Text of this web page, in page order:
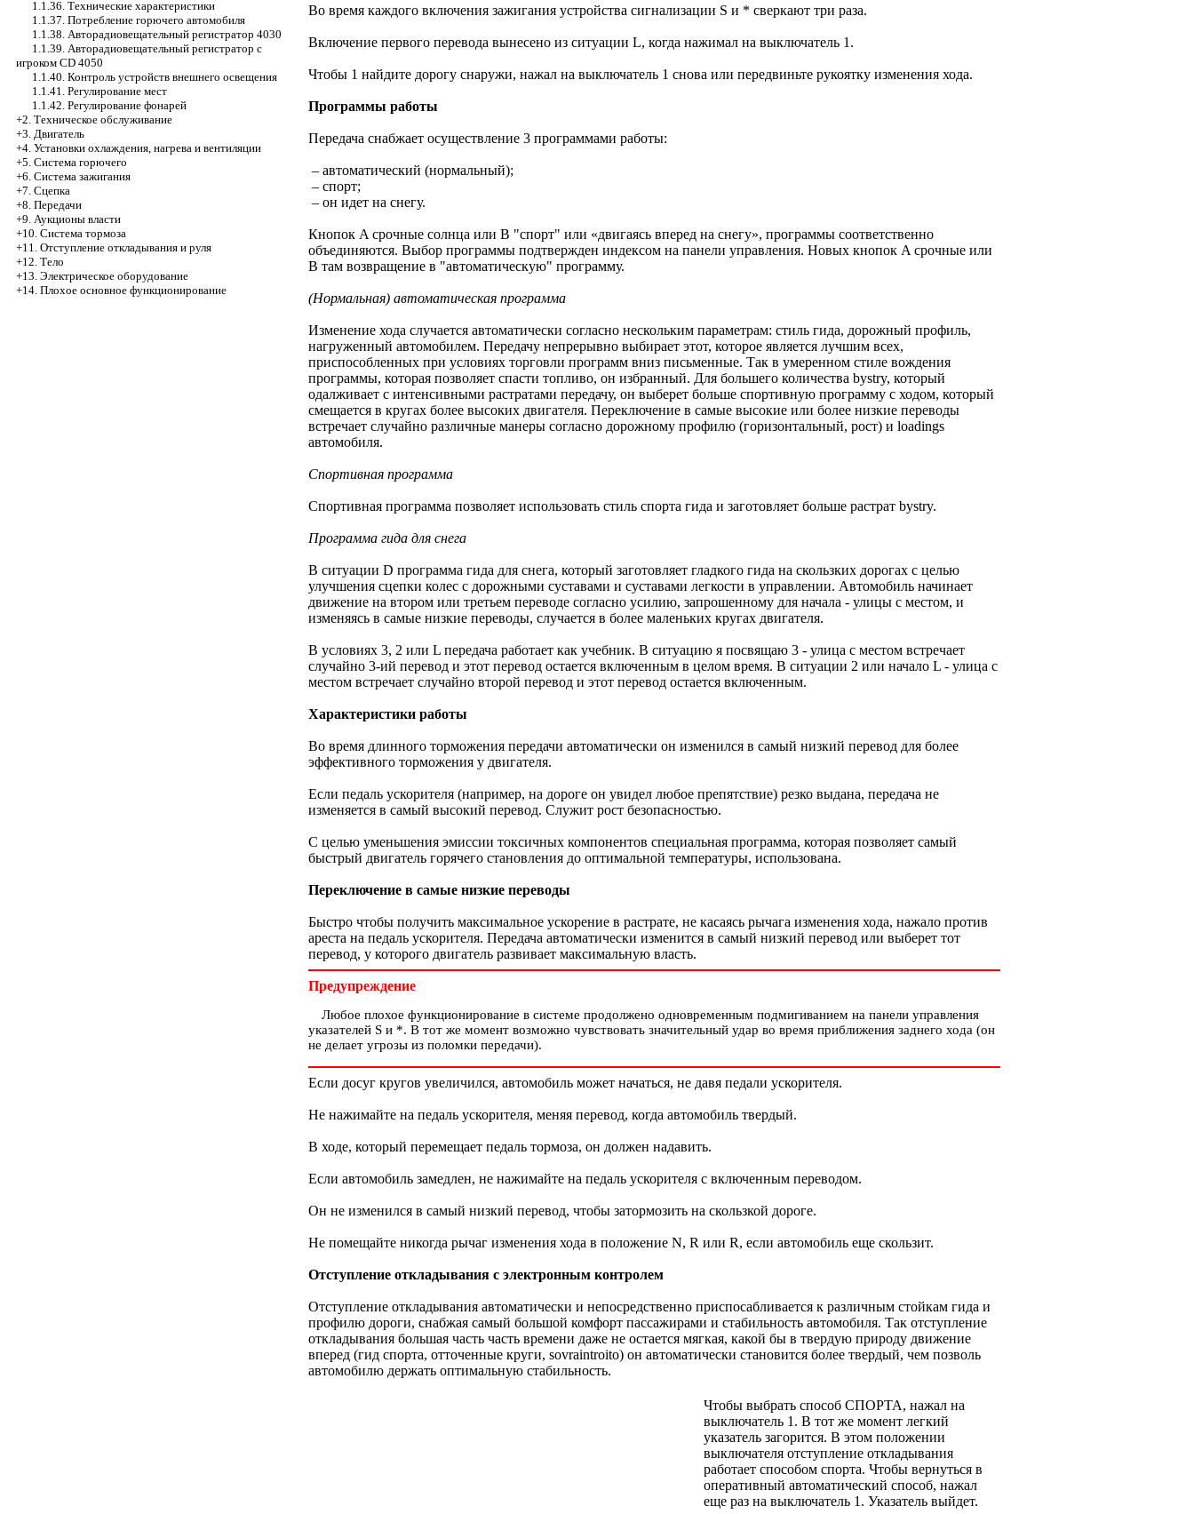
1.1.36. Технические характеристики
1.1.37. Потребление горючего автомобиля
1.1.38. Авторадиовещательный регистратор 4030
1.1.39. Авторадиовещательный регистратор с
игроком CD 4050
1.1.40. Контроль устройств внешнего освещения
1.1.41. Регулирование мест
1.1.42. Регулирование фонарей
+2. Техническое обслуживание
+3. Двигатель
+4. Установки охлаждения, нагрева и вентиляции
+5. Система горючего
+6. Система зажигания
+7. Сцепка
+8. Передачи
+9. Аукционы власти
+10. Система тормоза
+11. Отступление откладывания и руля
+12. Тело
+13. Электрическое оборудование
+14. Плохое основное функционирование
Во время каждого включения зажигания устройства сигнализации S и * сверкают три раза.
Включение первого перевода вынесено из ситуации L, когда нажимал на выключатель 1.
Чтобы 1 найдите дорогу снаружи, нажал на выключатель 1 снова или передвиньте рукоятку изменения хода.
Программы работы
Передача снабжает осуществление 3 программами работы:
– автоматический (нормальный);
– спорт;
– он идет на снегу.
Кнопок A срочные солнца или B "спорт" или «двигаясь вперед на снегу», программы соответственно
объединяются. Выбор программы подтвержден индексом на панели управления. Новых кнопок A срочные или
B там возвращение в "автоматическую" программу.
(Нормальная) автоматическая программа
Изменение хода случается автоматически согласно нескольким параметрам: стиль гида, дорожный профиль,
нагруженный автомобилем. Передачу непрерывно выбирает этот, которое является лучшим всех,
приспособленных при условиях торговли программ вниз письменные. Так в умеренном стиле вождения
программы, которая позволяет спасти топливо, он избранный. Для большего количества bystry, который
одалживает с интенсивными растратами передачу, он выберет больше спортивную программу с ходом, который
смещается в кругах более высоких двигателя. Переключение в самые высокие или более низкие переводы
встречает случайно различные манеры согласно дорожному профилю (горизонтальный, рост) и loadings
автомобиля.
Спортивная программа
Спортивная программа позволяет использовать стиль спорта гида и заготовляет больше растрат bystry.
Программа гида для снега
В ситуации D программа гида для снега, который заготовляет гладкого гида на скользких дорогах с целью
улучшения сцепки колес с дорожными суставами и суставами легкости в управлении. Автомобиль начинает
движение на втором или третьем переводе согласно усилию, запрошенному для начала - улицы с местом, и
изменяясь в самые низкие переводы, случается в более маленьких кругах двигателя.
В условиях 3, 2 или L передача работает как учебник. В ситуацию я посвящаю 3 - улица с местом встречает
случайно 3-ий перевод и этот перевод остается включенным в целом время. В ситуации 2 или начало L - улица с
местом встречает случайно второй перевод и этот перевод остается включенным.
Характеристики работы
Во время длинного торможения передачи автоматически он изменился в самый низкий перевод для более
эффективного торможения у двигателя.
Если педаль ускорителя (например, на дороге он увидел любое препятствие) резко выдана, передача не
изменяется в самый высокий перевод. Служит рост безопасностью.
С целью уменьшения эмиссии токсичных компонентов специальная программа, которая позволяет самый
быстрый двигатель горячего становления до оптимальной температуры, использована.
Переключение в самые низкие переводы
Быстро чтобы получить максимальное ускорение в растрате, не касаясь рычага изменения хода, нажало против
ареста на педаль ускорителя. Передача автоматически изменится в самый низкий перевод или выберет тот
перевод, у которого двигатель развивает максимальную власть.
Предупреждение
Любое плохое функционирование в системе продолжено одновременным подмигиванием на панели управления
указателей S и *. В тот же момент возможно чувствовать значительный удар во время приближения заднего хода (он
не делает угрозы из поломки передачи).
Если досуг кругов увеличился, автомобиль может начаться, не давя педали ускорителя.
Не нажимайте на педаль ускорителя, меняя перевод, когда автомобиль твердый.
В ходе, который перемещает педаль тормоза, он должен надавить.
Если автомобиль замедлен, не нажимайте на педаль ускорителя с включенным переводом.
Он не изменился в самый низкий перевод, чтобы затормозить на скользкой дороге.
Не помещайте никогда рычаг изменения хода в положение N, R или R, если автомобиль еще скользит.
Отступление откладывания с электронным контролем
Отступление откладывания автоматически и непосредственно приспосабливается к различным стойкам гида и
профилю дороги, снабжая самый большой комфорт пассажирами и стабильность автомобиля. Так отступление
откладывания большая часть часть времени даже не остается мягкая, какой бы в твердую природу движение
вперед (гид спорта, отточенные круги, sovraintroito) он автоматически становится более твердый, чем позволь
автомобилю держать оптимальную стабильность.
Чтобы выбрать способ СПОРТА, нажал на
выключатель 1. В тот же момент легкий
указатель загорится. В этом положении
выключателя отступление откладывания
работает способом спорта. Чтобы вернуться в
оперативный автоматический способ, нажал
еще раз на выключатель 1. Указатель выйдет.